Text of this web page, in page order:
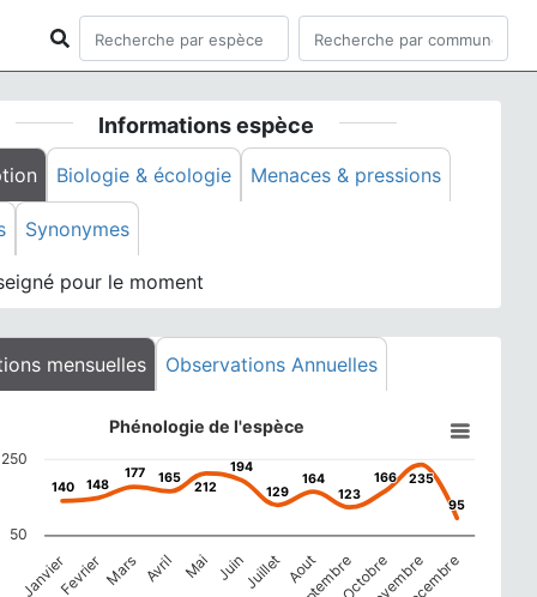
Informations espèce
Biologie & écologie Menaces & pressions
Synonymes
pour le moment
mensuelles
Observations Annuelles
data table, Phénologie de l'espèce
has 1 X axis displaying categories.
has 1 Y axis displaying Nombre de données. Data
Phénologie de l'espèce
140
140 148
148
177
177 165
165
212
212
194
194
129
129
164
164
123
123
166
166 235
235
95
95
JanvierFevrierMars Avril Mai JuinJuillet Aout OctobreNovembreDecembre
50
250